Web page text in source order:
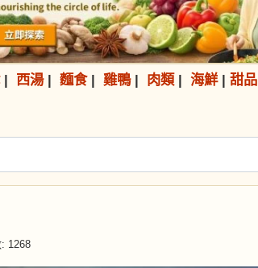
| 西湯| 麵食| 雞鴨| 肉類 | 海鮮| 甜品
1268